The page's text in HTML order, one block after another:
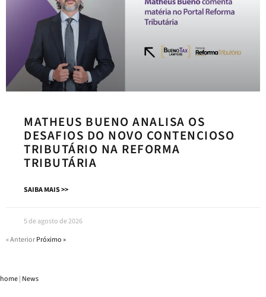
MATHEUS BUENO ANALISA OS
DESAFIOS DO NOVO CONTENCIOSO
TRIBUTÁRIO NA REFORMA
TRIBUTÁRIA
SAIBA MAIS >>
5 de agosto de 2026
« AnteriorPróximo »
home| News